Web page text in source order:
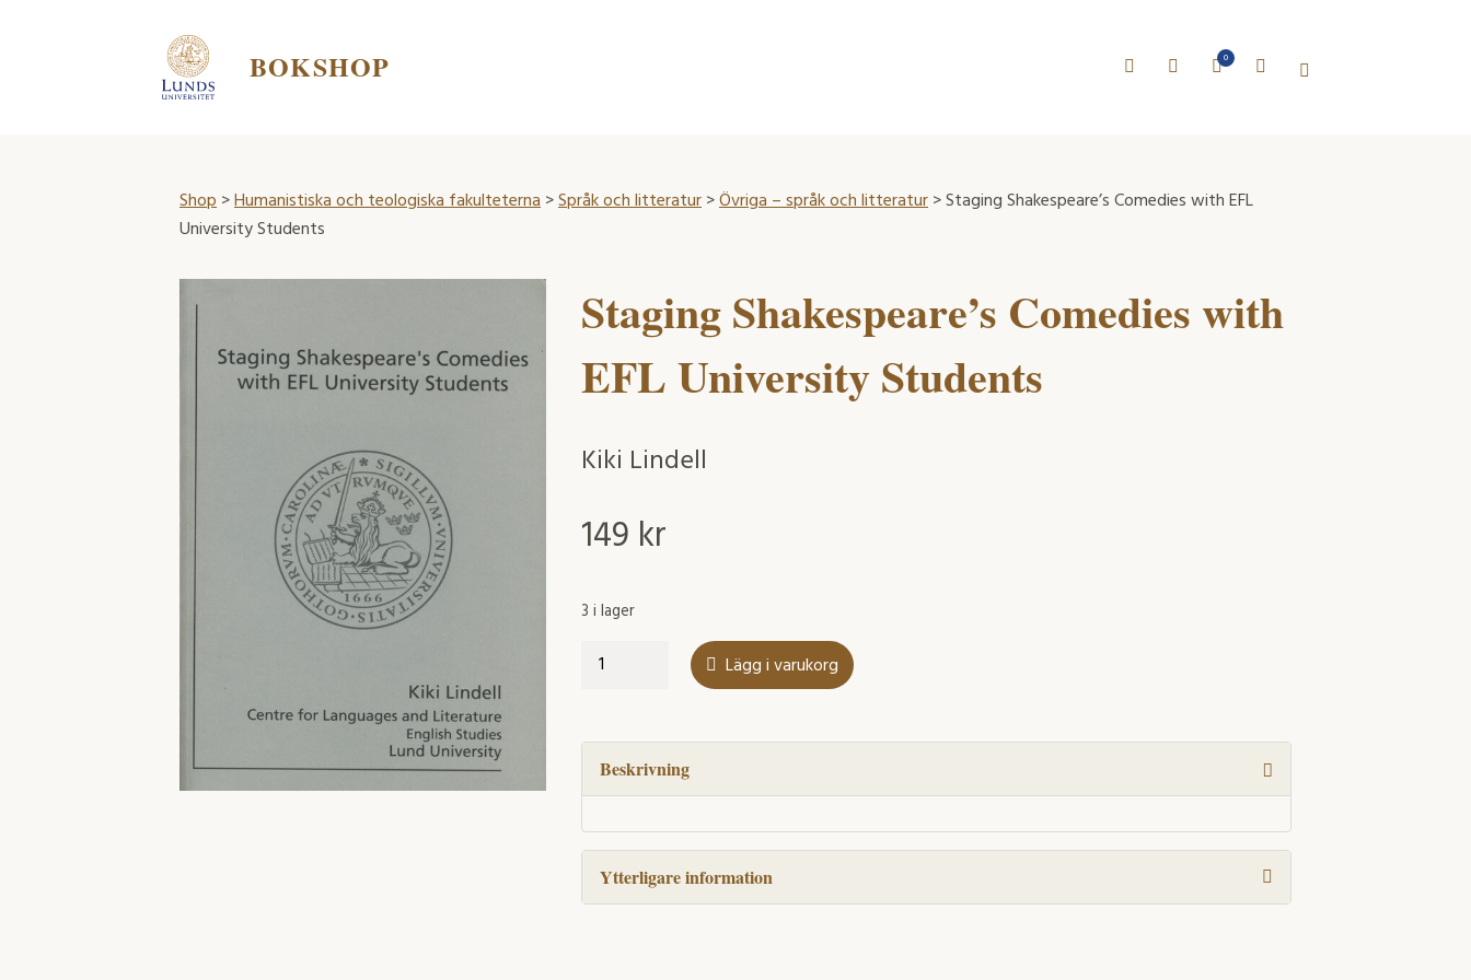
BOKSHOP 0
Shop>Humanistiska och teologiska fakulteterna>Språk och litteratur>Övriga – språk och litteratur> Staging Shakespeare’s Comedies with EFL
University Students
Staging Shakespeare’s Comedies with
EFL University Students
Kiki Lindell
149 kr
3 i lager
Staging
with
EFL
University
Students
mängd
Lägg i varukorg
Beskrivning
Ytterligare information